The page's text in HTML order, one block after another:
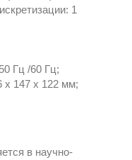
1
Гц /60 Гц;
х 147 х 122 мм;
в научно-